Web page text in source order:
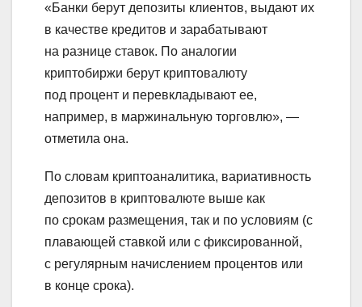
«Банки берут депозиты клиентов, выдают их
в качестве кредитов и зарабатывают
на разнице ставок. По аналогии
криптобиржи берут криптовалюту
под процент и перевкладывают ее,
например, в маржинальную торговлю», —
отметила она.
По словам криптоаналитика, вариативность
депозитов в криптовалюте выше как
по срокам размещения, так и по условиям (с
плавающей ставкой или с фиксированной,
с регулярным начислением процентов или
в конце срока).